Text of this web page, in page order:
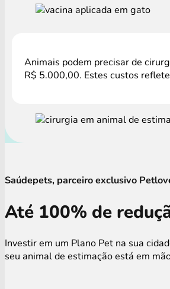
Animais podem precisar de
R$ 5.000,00. Estes custos
Saúdepets, parceiro exclusivo
Até 100% de
Investir em um Plano Pet na sua
seu animal de estimação está em